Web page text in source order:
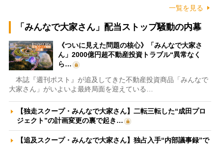
一覧を見る
「みんなで大家さん」配当ストップ騒動の内幕
《ついに見えた問題の核心》「みんなで大家さ
ん」2000億円超不動産投資トラブル“異常なく
ら…
本誌『週刊ポスト』が追及してきた不動産投資商品「みんなで
大家さん」がいよいよ最終局面を迎えている…
【独走スクープ・みんなで大家さん】二転三転した“成田プロ
ジェクト”の計画変更の裏で起き…
【追及スクープ・みんなで大家さん】独占入手“内部議事録”で